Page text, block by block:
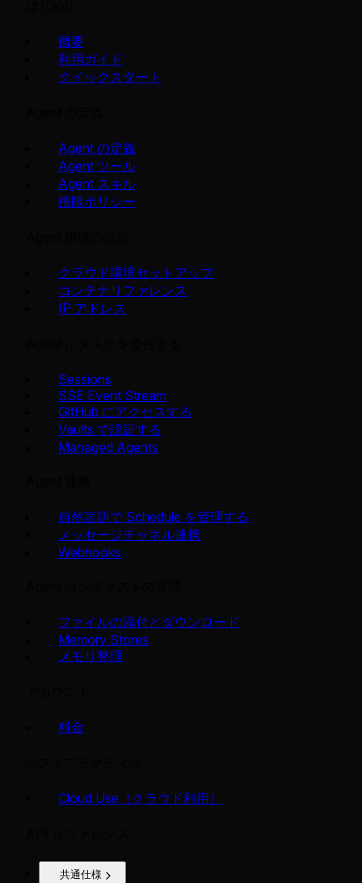
概要
利用ガイド
クイックスタート
Agent の定義
Agent ツール
Agent スキル
権限ポリシー
クラウド環境セットアップ
コンテナリファレンス
IP アドレス
Sessions
SSE Event Stream
GitHub にアクセスする
Vaults で認証する
Managed Agents
自然言語で Schedule を管理する
メッセージチャネル連携
Webhooks
ファイルの添付とダウンロード
Memory Stores
メモリ整理
料金
Cloud Use（クラウド利用）
共通仕様